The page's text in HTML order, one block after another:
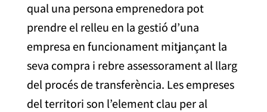
qual una persona emprenedora pot
prendre el relleu en la gestió d’una
empresa en funcionament mitjançant la
seva compra i rebre assessorament al llarg
del procés de transferència. Les empreses
del territori son l’element clau per al